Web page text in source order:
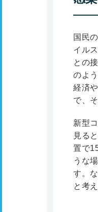
国民
イル
との
のよ
経済
で、
新型
見る
置で
うな
す。
と考